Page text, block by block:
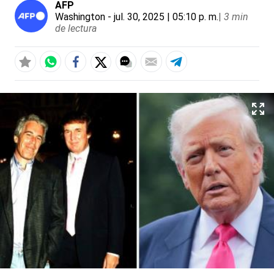
AFP
Washington - jul. 30, 2025 | 05:10 p. m.| 3 min
de lectura